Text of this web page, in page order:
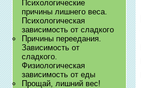
Психологические
причины лишнего веса.
Психологическая
зависимость от сладкого
Причины переедания.
Зависимость от
сладкого.
Физиологическая
зависимость от еды
Прощай, лишний вес!